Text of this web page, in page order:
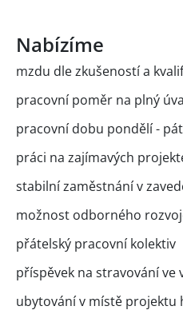
Nabízíme
mzdu dle zkušeností a
pracovní poměr na plný
pracovní dobu pondělí -
práci na zajímavých
stabilní zaměstnání v
možnost odborného
přátelský pracovní kolektiv
příspěvek na stravování ve
ubytování v místě projektu